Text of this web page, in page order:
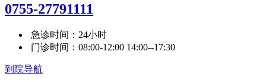
0755-27791111
急诊时间：24小时
门诊时间：08:00-12:00 14:00--17:30
到院导航